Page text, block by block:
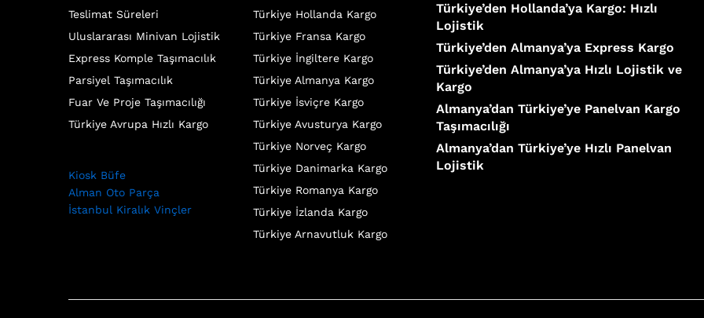
Teslimat Süreleri
Uluslararası Minivan Lojistik
Express Komple Taşımacılık
Parsiyel Taşımacılık
Fuar Ve Proje Taşımacılığı
Türkiye Avrupa Hızlı Kargo
Kiosk Büfe
Alman Oto Parça
İstanbul Kiralık Vinçler
Türkiye Hollanda Kargo
Türkiye Fransa Kargo
Türkiye İngiltere Kargo
Türkiye Almanya Kargo
Türkiye İsviçre Kargo
Türkiye Avusturya Kargo
Türkiye Norveç Kargo
Türkiye Danimarka Kargo
Türkiye Romanya Kargo
Türkiye İzlanda Kargo
Türkiye Arnavutluk Kargo
Türkiye’den Hollanda’ya Kargo: Hızlı
Lojistik
Türkiye’den Almanya’ya Express Kargo
Türkiye’den Almanya’ya Hızlı Lojistik ve
Kargo
Almanya’dan Türkiye’ye Panelvan Kargo
Taşımacılığı
Almanya’dan Türkiye’ye Hızlı Panelvan
Lojistik